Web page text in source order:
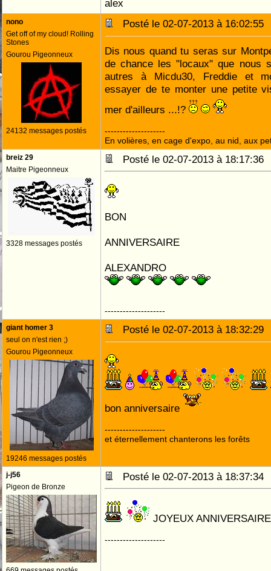
alex
nono
Get off of my cloud! Rolling
Stones
Gourou Pigeonneux
24132 messages postés
Posté le 02-07-2013 à
Dis nous quand tu seras sur
de chance les "locaux" que nous
autres à Micdu30, Freddie et
essayer de te monter une petite
mer d'ailleurs ...!?
--------------------
En volières, en cage d'expo, au nid, aux
breiz 29
Maitre Pigeonneux
3328 messages postés
Posté le 02-07-2013 à
BON
ANNIVERSAIRE
ALEXANDRO
--------------------
giant homer 3
seul on n'est rien ;)
Gourou Pigeonneux
19246 messages postés
Posté le 02-07-2013 à
bon anniversaire
--------------------
et éternellement chanterons les forêts
j-j56
Pigeon de Bronze
Posté le 02-07-2013 à
JOYEUX
--------------------